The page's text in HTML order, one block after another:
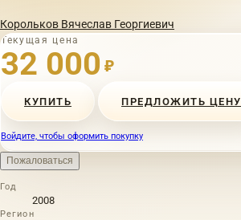
Корольков Вячеслав Георгиевич
Текущая цена
32 000 ₽
КУПИТЬ ПРЕДЛОЖИТЬ ЦЕНУ
Войдите, чтобы оформить покупку
Пожаловаться
Год
2008
Регион